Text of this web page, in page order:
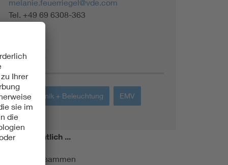
melanie.feuerriegel@vde.com
Tel. +49 69 6308-363
Themen
Lichttechnik + Beleuchtung EMV
Monatlich ...
kurz zusammen